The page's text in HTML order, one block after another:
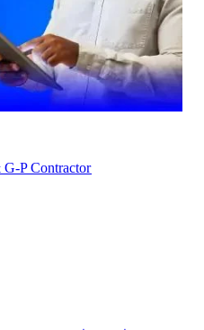
P Contractor​​